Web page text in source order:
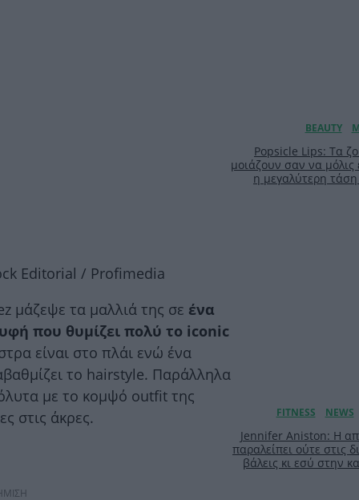
Editorial / Profimedia
μάζεψε τα μαλλιά της σε ένα
που θυμίζει πολύ το iconic
είναι στο πλάι ενώ ένα
το hairstyle. Παράλληλα
με το κομψό outfit της
στις άκρες.
Popsicle Lips: Τα
μοιάζουν σαν να μόλις
η μεγαλύτερη
Jennifer Aniston: Η
παραλείπει ούτε στις
βάλεις κι εσύ στην